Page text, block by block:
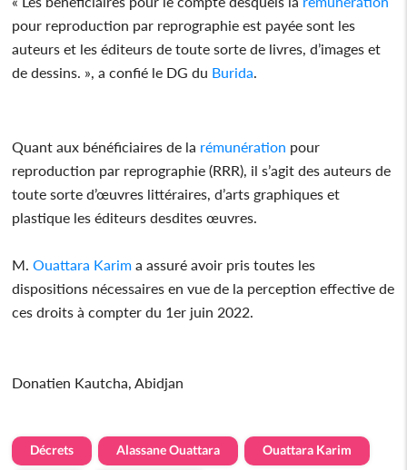
pour reproduction par reprographie est payée sont les
auteurs et les éditeurs de toute sorte de livres, d’images et
de dessins. », a confié le DG du Burida
Quant aux bénéficiaires de la rémunération pour
reproduction par reprographie (RRR), il s’agit des auteurs de
toute sorte d’œuvres littéraires, d’arts graphiques et
plastique les éditeurs desdites œuvres.
M.Ouattara Karim a assuré avoir pris toutes les
dispositions nécessaires en vue de la perception effective de
ces droits à compter du 1er juin 2022.
Donatien Kautcha, Abidjan
Décrets Alassane Ouattara Ouattara Karim